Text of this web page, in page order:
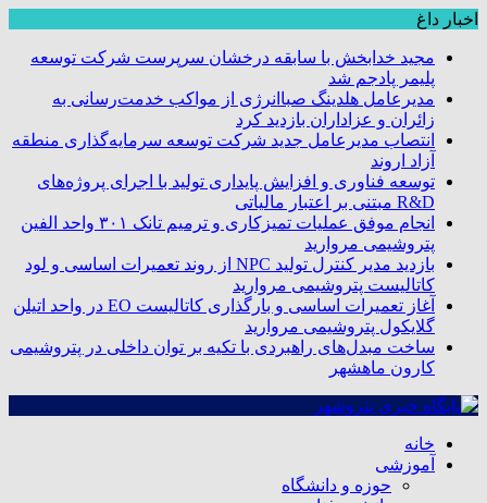
اخبار داغ
مجید خدابخش با سابقه درخشان سرپرست شرکت توسعه
پلیمر پادجم شد
مدیرعامل هلدینگ صباانرژی از مواکب خدمت‌رسانی به
زائران و عزاداران بازدید کرد
انتصاب مدیرعامل جدید شرکت توسعه سرمایه‌گذاری منطقه
آزاد اروند
توسعه فناوری و افزایش پایداری تولید با اجرای پروژه‌های
R&D مبتنی بر اعتبار مالیاتی
انجام موفق عملیات تمیزکاری و ترمیم تانک ۳۰۱ واحد الفین
پتروشیمی مروارید
بازدید مدیر کنترل تولید NPC از روند تعمیرات اساسی و لود
کاتالیست پتروشیمی مروارید
آغاز تعمیرات اساسی و بارگذاری کاتالیست EO در واحد اتیلن
گلایکول پتروشیمی مروارید
ساخت مبدل‌های راهبردی با تکیه بر توان داخلی در پتروشیمی
کارون ماهشهر
خانه
آموزشی
حوزه و دانشگاه